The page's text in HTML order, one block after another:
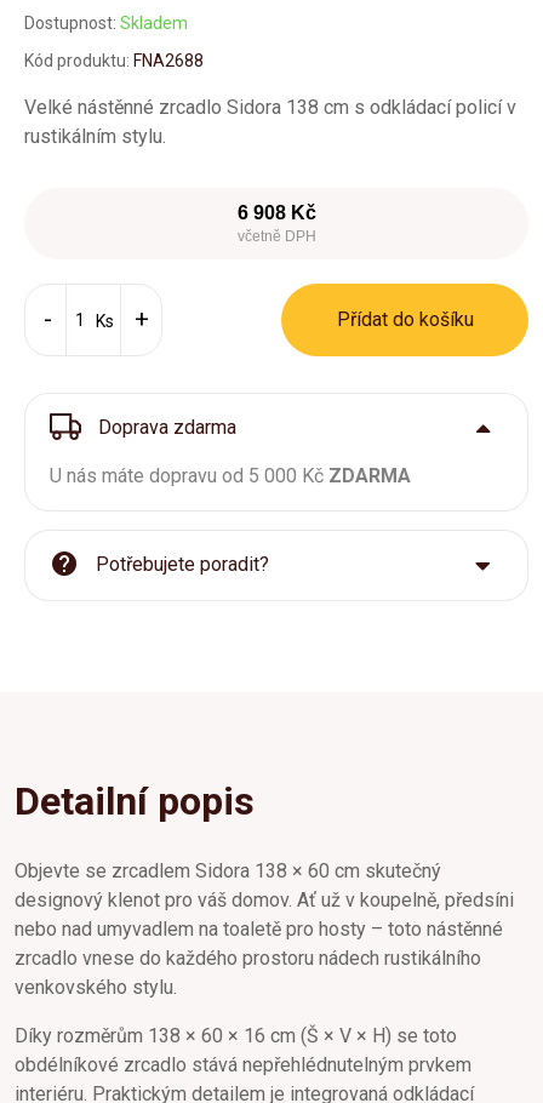
Dostupnost: Skladem
Kód produktu: FNA2688
Velké nástěnné zrcadlo Sidora 138 cm s odkládací policí v
rustikálním stylu.
6 908 Kč
včetně DPH
Ks Přídat do košíku
Doprava zdarma
U nás máte dopravu od 5 000 Kč ZDARMA
Potřebujete poradit?
Detailní popis
Objevte se zrcadlem Sidora 138 × 60 cm skutečný
designový klenot pro váš domov. Ať už v koupelně, předsíni
nebo nad umyvadlem na toaletě pro hosty – toto nástěnné
zrcadlo vnese do každého prostoru nádech rustikálního
venkovského stylu.
Díky rozměrům 138 × 60 × 16 cm (Š × V × H) se toto
obdélníkové zrcadlo stává nepřehlédnutelným prvkem
interiéru. Praktickým detailem je integrovaná odkládací